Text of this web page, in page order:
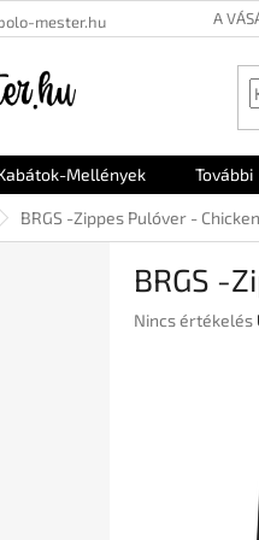
mester.hu A
Mellények További
BRGS -Zippes Pulóver -
BRGS -
A
Nincs értékelés